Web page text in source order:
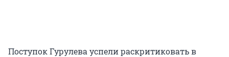
Поступок Гурулева успели раскритиковать в